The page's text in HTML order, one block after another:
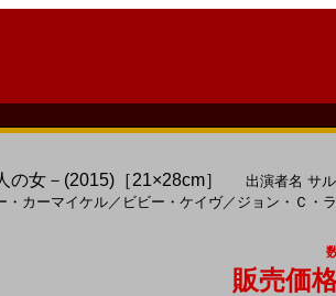
女－(2015)［21×28cm］ 出演者名 サ
・カーマイケル／ ビビー・ケイヴ／ ジョン・Ｃ・
販売価